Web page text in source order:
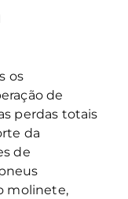
os
de
perdas totais
da
de
molinete,